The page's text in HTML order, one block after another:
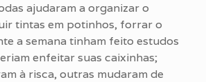
ajudaram a organizar o
tintas em potinhos, forrar o
a semana tinham feito estudos
enfeitar suas caixinhas;
à risca, outras mudaram de